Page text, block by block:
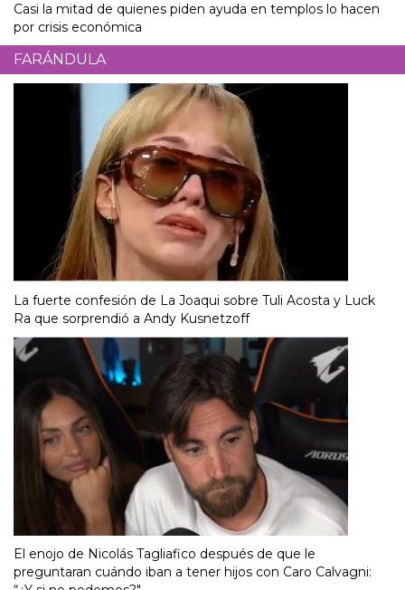
Casi la mitad de quienes piden ayuda en templos lo hacen
por crisis económica
FARÁNDULA
La fuerte confesión de La Joaqui sobre Tuli Acosta y Luck
Ra que sorprendió a Andy Kusnetzoff
El enojo de Nicolás Tagliafico después de que le
preguntaran cuándo iban a tener hijos con Caro Calvagni: